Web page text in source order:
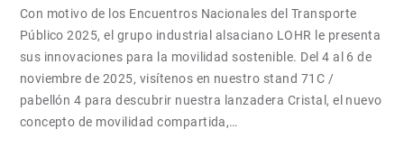
Con motivo de los Encuentros Nacionales del Transporte
Público 2025, el grupo industrial alsaciano LOHR le presenta
sus innovaciones para la movilidad sostenible. Del 4 al 6 de
noviembre de 2025, visítenos en nuestro stand 71C /
pabellón 4 para descubrir nuestra lanzadera Cristal, el nuevo
concepto de movilidad compartida,…